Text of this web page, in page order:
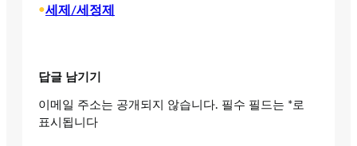
•세제/세정제
답글 남기기
이메일 주소는 공개되지 않습니다. 필수 필드는 *로
표시됩니다